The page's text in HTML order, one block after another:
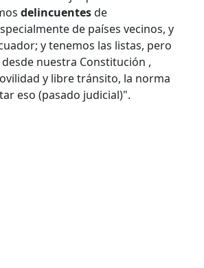
delincuentesde
de países vecinos, y
y tenemos las listas, pero
nuestra Constitución ,
y libre tránsito, la norma
eso (pasado judicial)".